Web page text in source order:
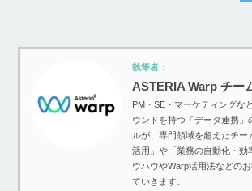
執筆者：
ASTERIA Warp チー
PM・SE・マーケティングな
ウンドを持つ「データ連携」
ルが、専門領域を超えたチー
活用」や「業務の自動化・効
ウハウやWarp活用法などの
ていきます。